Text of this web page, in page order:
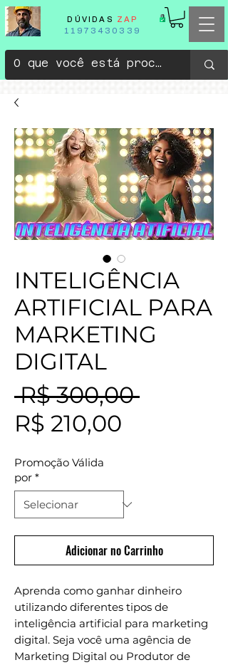
DÚVIDAS ZAP
11973430339
INTELIGÊNCIA
ARTIFICIAL PARA
MARKETING
DIGITAL
R$ 300,00 Preço
R$ 210,00
Promoção Válida
por *
Adicionar no Carrinho
Aprenda como ganhar dinheiro
utilizando diferentes tipos de
inteligência artificial para marketing
digital. Seja você uma agência de
Marketing Digital ou Produtor de